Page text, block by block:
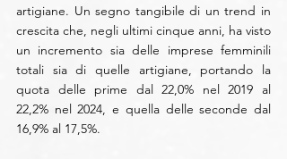
artigiane. Un segno tangibile di un trend in
crescita che, negli ultimi cinque anni, ha visto
un incremento sia delle imprese femminili
totali sia di quelle artigiane, portando la
quota delle prime dal 22,0% nel 2019 al
22,2% nel 2024, e quella delle seconde dal
16,9% al 17,5%.